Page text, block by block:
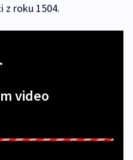
z roku 1504.
video